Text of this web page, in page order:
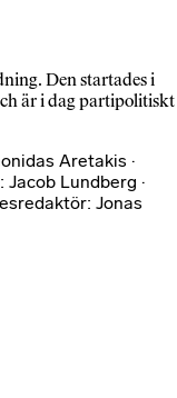
Den startades i
är i dag partipolitiskt
Aretakis ·
Lundberg ·
Jonas